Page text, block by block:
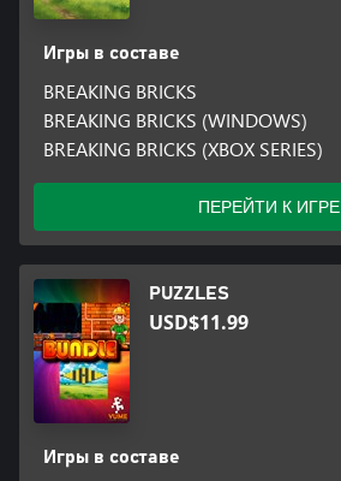
Игры в составе
BREAKING BRICKS
BREAKING BRICKS (WINDOWS)
BREAKING BRICKS (XBOX SERIES)
ПЕРЕЙТИ К ИГРЕ
PUZZLES
USD$11.99
Игры в составе